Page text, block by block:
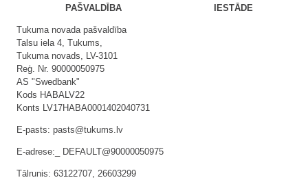
PAŠVALDĪBA
Tukuma novada pašvaldība
Talsu iela 4, Tukums,
Tukuma novads, LV-3101
Reģ. Nr. 90000050975
AS "Swedbank"
Kods HABALV22
Konts LV17HABA0001402040731
E-pasts: pasts@tukums.lv
E-adrese:_ DEFAULT@90000050975
Tālrunis: 63122707, 26603299
IESTĀDE